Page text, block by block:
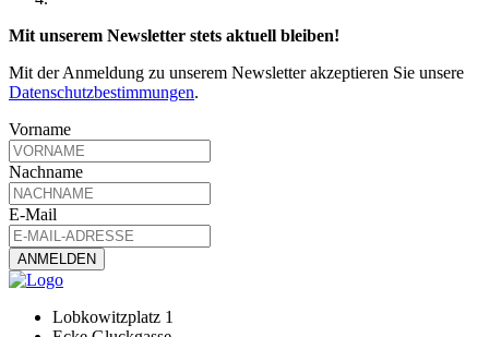
Mit unserem Newsletter stets aktuell bleiben!
Mit der Anmeldung zu unserem Newsletter akzeptieren Sie unsere
Datenschutzbestimmungen.
Vorname
Nachname
E-Mail
Lobkowitzplatz 1